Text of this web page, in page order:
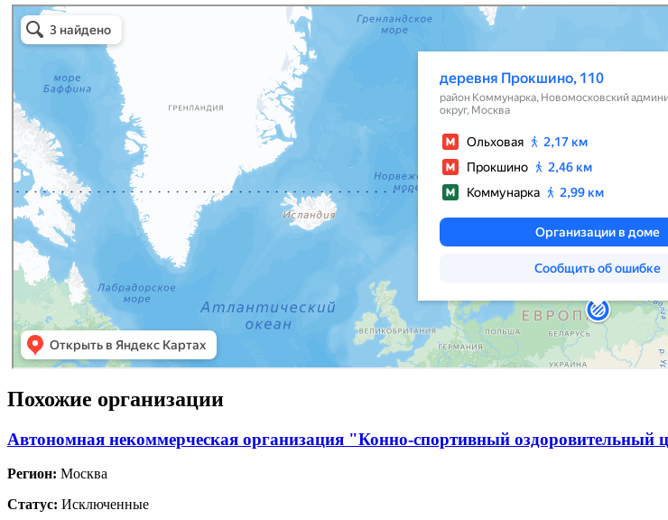
Похожие организации
Автономная некоммерческая организация "Конно-спортивный оздоровительный
Регион: Москва
Статус: Исключенные